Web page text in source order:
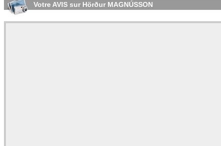
Votre AVIS sur Hörður MAGNÚSSON